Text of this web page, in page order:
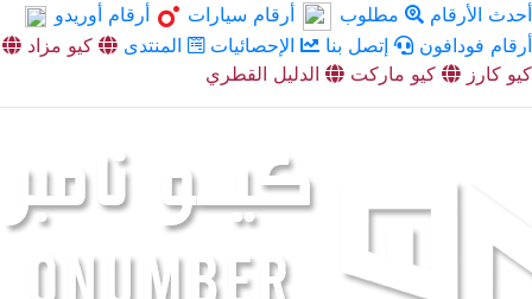
أحدث الأرقام
مطلوب أرقام سيارات
أرقام أوريدو
أرقام فودافون
إتصل بنا الإحصائيات المنتدى
كيو مزاد
كيو كارز
كيو ماركت الدليل القطري